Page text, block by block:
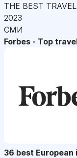
THE BEST
2023
СМИ
Forbes - Top
36 best